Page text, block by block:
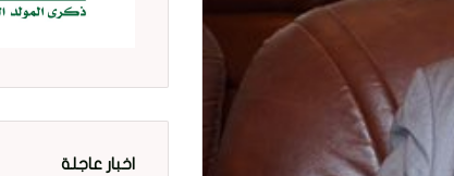
اخبار عاجلة